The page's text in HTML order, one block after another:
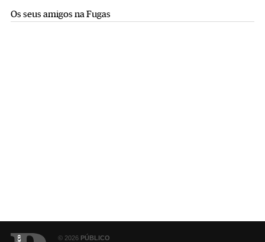
Os seus amigos na Fugas
© 2026 PÚBLICO